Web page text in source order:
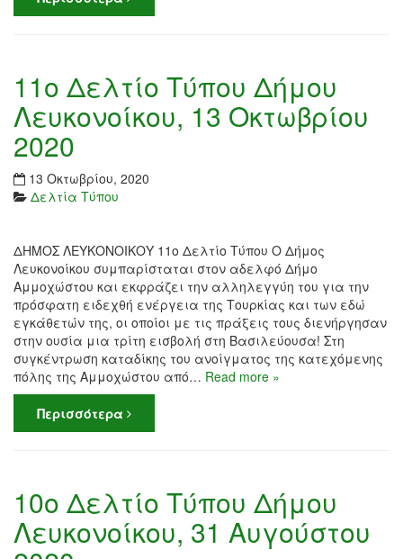
11ο Δελτίο Τύπου Δήμου
Λευκονοίκου, 13 Οκτωβρίου
2020
13 Οκτωβρίου, 2020
Δελτία Τύπου
ΔΗΜΟΣ ΛΕΥΚΟΝΟΙΚΟΥ 11ο Δελτίο Τύπου Ο Δήμος
Λευκονοίκου συμπαρίσταται στον αδελφό Δήμο
Αμμοχώστου και εκφράζει την αλληλεγγύη του για την
πρόσφατη ειδεχθή ενέργεια της Τουρκίας και των εδώ
εγκάθετών της, οι οποίοι με τις πράξεις τους διενήργησαν
στην ουσία μια τρίτη εισβολή στη Βασιλεύουσα! Στη
συγκέντρωση καταδίκης του ανοίγματος της κατεχόμενης
πόλης της Αμμοχώστου από… Read more »
Περισσότερα
10ο Δελτίο Τύπου Δήμου
Λευκονοίκου, 31 Αυγούστου